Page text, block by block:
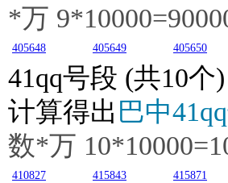
*万 9
405648 405649 405650
41qq号段 (共10个
计算得出 巴中
数*万 10
410827 415843 415871